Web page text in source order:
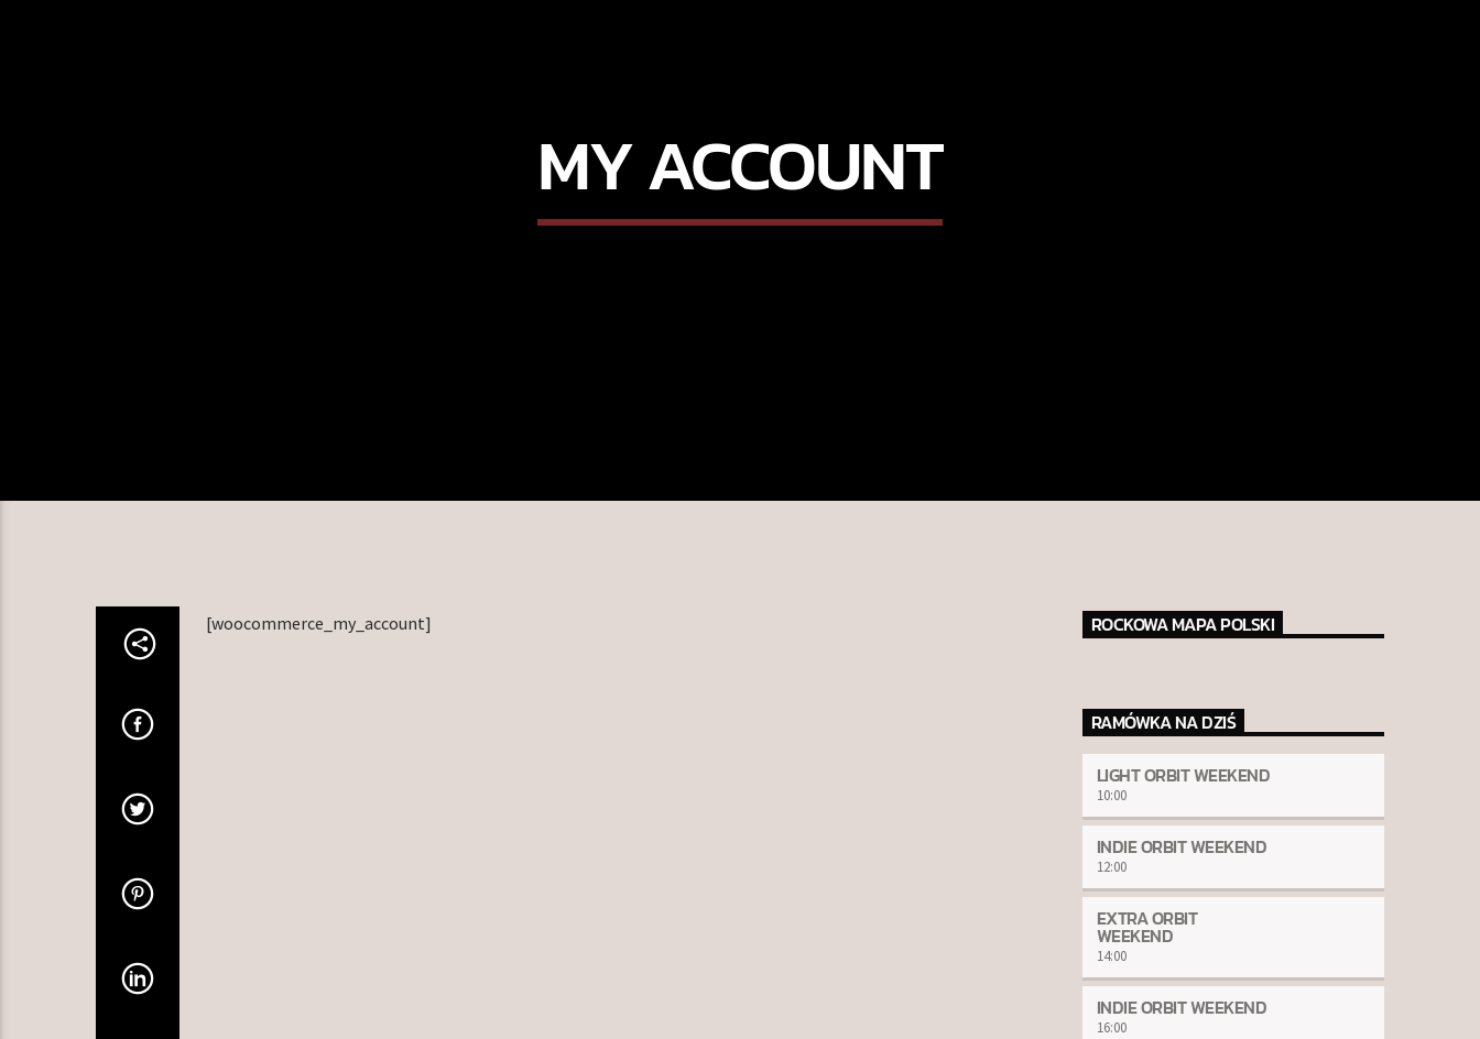
MY ACCOUNT
[woocommerce_my_account] ROCKOWA MAPA POLSKI
RAMÓWKA NA DZIŚ
LIGHT ORBIT WEEKEND
10:00
INDIE ORBIT WEEKEND
12:00
EXTRA ORBIT
WEEKEND
14:00
INDIE ORBIT WEEKEND
16:00